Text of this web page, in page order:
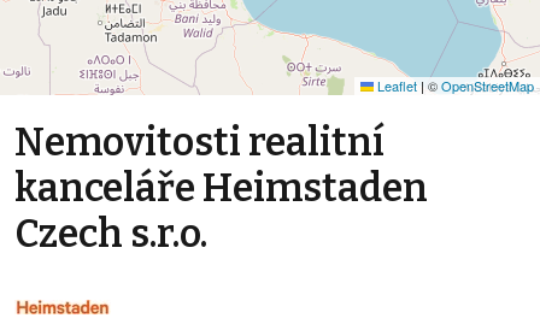
Leaflet | ©OpenStreetMap
Nemovitosti realitní
kanceláře Heimstaden
Czech s.r.o.